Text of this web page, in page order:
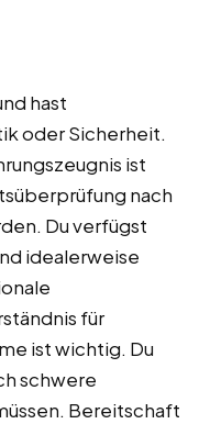
hast
oder Sicherheit.
ist
nach
Du verfügst
idealerweise
für
ist wichtig. Du
schwere
Bereitschaft